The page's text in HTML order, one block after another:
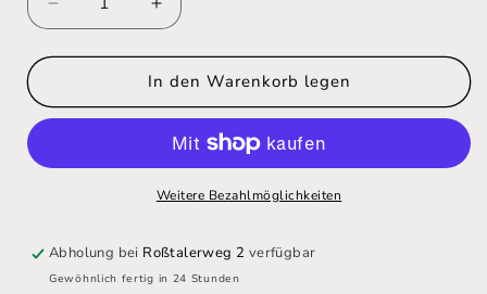
Verringere
die
Menge
Textilkörbchen
Korb
Erhöhe
die
Menge
für
Textilkörbchen
Sortier
Korb
Box
In den Warenkorb legen
Weitere Bezahlmöglichkeiten
Abholung bei Roßtalerweg 2 verfügbar
Gewöhnlich fertig in 24 Stunden